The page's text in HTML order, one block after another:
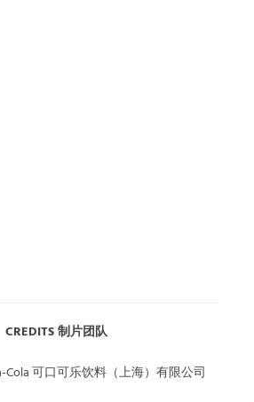
CREDITS 制片团队
Cola 可口可乐饮料（上海）有限公司